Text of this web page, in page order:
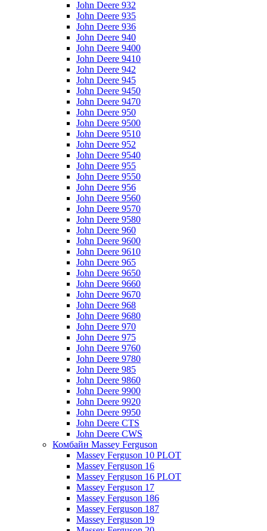
John Deere 932
John Deere 935
John Deere 936
John Deere 940
John Deere 9400
John Deere 9410
John Deere 942
John Deere 945
John Deere 9450
John Deere 9470
John Deere 950
John Deere 9500
John Deere 9510
John Deere 952
John Deere 9540
John Deere 955
John Deere 9550
John Deere 956
John Deere 9560
John Deere 9570
John Deere 9580
John Deere 960
John Deere 9600
John Deere 9610
John Deere 965
John Deere 9650
John Deere 9660
John Deere 9670
John Deere 968
John Deere 9680
John Deere 970
John Deere 975
John Deere 9760
John Deere 9780
John Deere 985
John Deere 9860
John Deere 9900
John Deere 9920
John Deere 9950
John Deere CTS
John Deere CWS
Комбайн Massey Ferguson
Massey Ferguson 10 PLOT
Massey Ferguson 16
Massey Ferguson 16 PLOT
Massey Ferguson 17
Massey Ferguson 186
Massey Ferguson 187
Massey Ferguson 19